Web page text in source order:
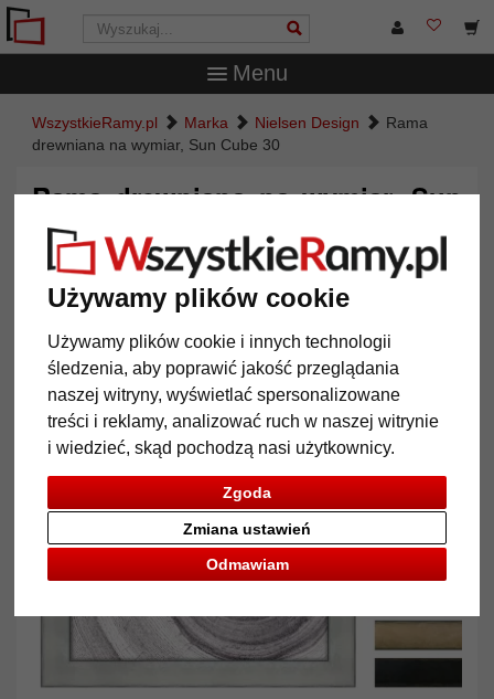
Używamy plików cookie
Używamy plików cookie i innych technologii
śledzenia, aby poprawić jakość przeglądania
naszej witryny, wyświetlać spersonalizowane
treści i reklamy, analizować ruch w naszej witrynie
i wiedzieć, skąd pochodzą nasi użytkownicy.
Zgoda
Odmawiam
Zmiana ustawień
Menu
WszystkieRamy.pl Marka Nielsen Design
Rama
drewniana na wymiar, Sun Cube 30
Rama drewniana na wymiar, Sun
Cube 30